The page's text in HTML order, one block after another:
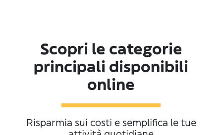
Scopri le categorie
principali disponibili
online
Risparmia sui costi e semplifica le tue